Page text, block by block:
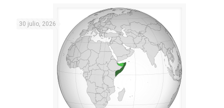
30 julio, 2026